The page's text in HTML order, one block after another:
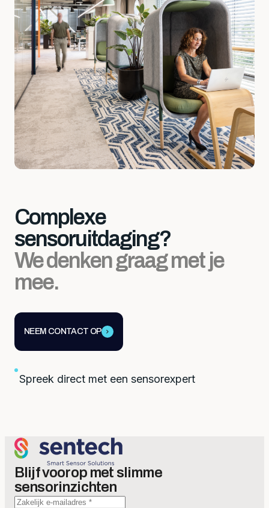
Complexe
sensoruitdaging?
We denken graag met je
mee.
NEEM CONTACT OP
Spreek direct met een sensorexpert
Blijf voorop met slimme
sensorinzichten